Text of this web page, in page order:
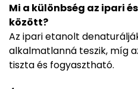
Mi a különbség az ipari
között?
Az ipari etanolt
alkalmatlanná teszik, míg
tiszta és fogyasztható.